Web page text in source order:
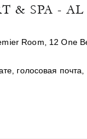
& SPA - AL
Room , 12One
голосовая